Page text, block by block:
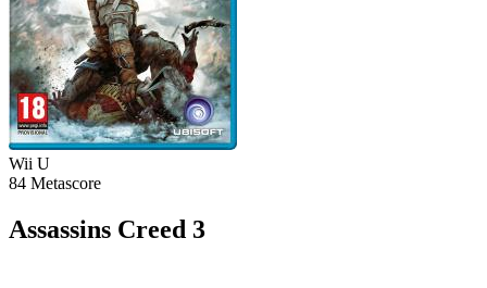
Wii U
84 Metascore
Assassins Creed 3